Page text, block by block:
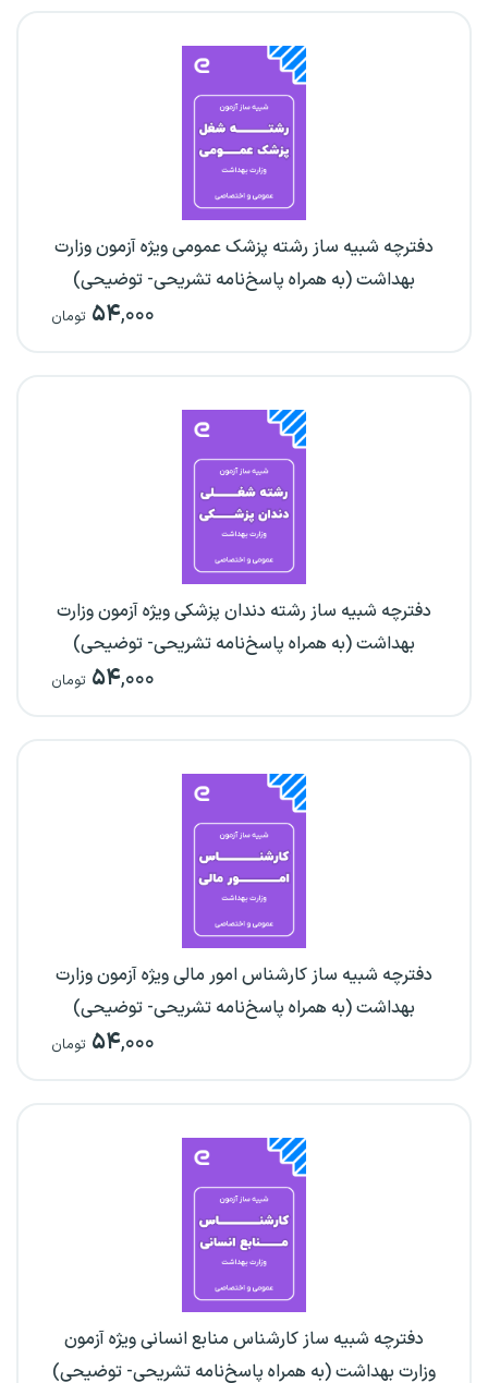
دفترچه شبیه ساز رشته پزشک عمومی ویژه آزمون وزارت
بهداشت (به همراه پاسخ‌نامه تشریحی- توضیحی)
۵۴,۰۰۰ تومان
دفترچه شبیه ساز رشته دندان پزشکی ویژه آزمون وزارت
بهداشت (به همراه پاسخ‌نامه تشریحی- توضیحی)
۵۴,۰۰۰ تومان
دفترچه شبیه ساز کارشناس امور مالی ویژه آزمون وزارت
بهداشت (به همراه پاسخ‌نامه تشریحی- توضیحی)
۵۴,۰۰۰ تومان
دفترچه شبیه ساز کارشناس منابع انسانی ویژه آزمون
وزارت بهداشت (به همراه پاسخ‌نامه تشریحی- توضیحی)